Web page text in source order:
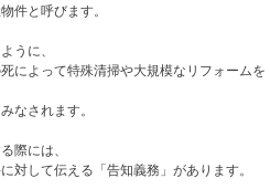
件と呼びます。
うに、
によって特殊清掃や大規模なリフォームを
なされます。
際には、
対して伝える「告知義務」 があります。